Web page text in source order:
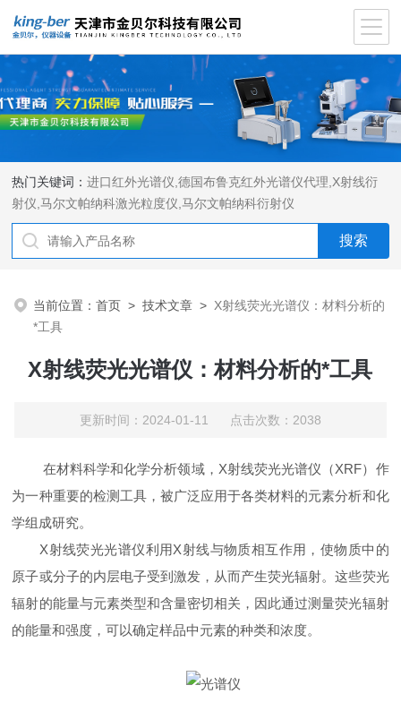
热门关键词：进口红外光谱仪 ,德国布鲁克红外光谱仪代理 X射线衍
射仪 ,马尔文帕纳科激光粒度仪 ,马尔文帕纳科衍射仪
当前位置：首页 >技术文章 > X射线荧光光谱仪：材料分析的
*工具
X射线荧光光谱仪：材料分析的*工具
更新时间：2024-01-11 点击次数：2038
在材料科学和化学分析领域，X射线荧光光谱仪（XRF）作
为一种重要的检测工具，被广泛应用于各类材料的元素分析和化
学组成研究。
X射线荧光光谱仪利用X射线与物质相互作用，使物质中的
原子或分子的内层电子受到激发，从而产生荧光辐射。这些荧光
辐射的能量与元素类型和含量密切相关，因此通过测量荧光辐射
的能量和强度，可以确定样品中元素的种类和浓度。